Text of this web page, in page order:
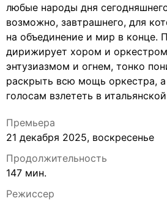
любые народы дня
возможно, завтрашнего, для
на объединение и мир в конце.
дирижирует хором и
энтузиазмом и огнем, тонко
раскрыть всю мощь оркестра, а
голосам взлететь в
Премьера
21 декабря 2025, воскресенье
Продолжительность
147 мин.
Режиссер